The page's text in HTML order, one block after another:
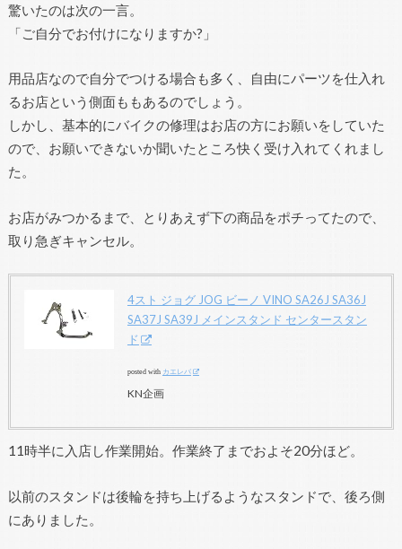
驚いたのは次の一言。
「ご自分でお付けになりますか?」
用品店なので自分でつける場合も多く、自由にパーツを仕入れ
るお店という側面ももあるのでしょう。
しかし、基本的にバイクの修理はお店の方にお願いをしていた
ので、お願いできないか聞いたところ快く受け入れてくれまし
た。
お店がみつかるまで、とりあえず下の商品をポチってたので、
取り急ぎキャンセル。
4スト ジョグ JOG ビーノ VINO SA26J SA36J
SA37J SA39J メインスタンド センタースタン
ド
posted with カエレバ
KN企画
11時半に入店し作業開始。作業終了までおよそ20分ほど。
以前のスタンドは後輪を持ち上げるようなスタンドで、後ろ側
にありました。